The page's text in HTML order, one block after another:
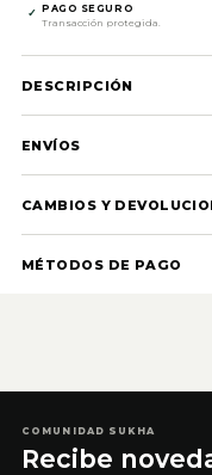
✓ PAGO SEGURO
Transacción protegida.
DESCRIPCIÓN
ENVÍOS
CAMBIOS Y
MÉTODOS DE PAGO
COMUNIDAD SUKHA
Recibe